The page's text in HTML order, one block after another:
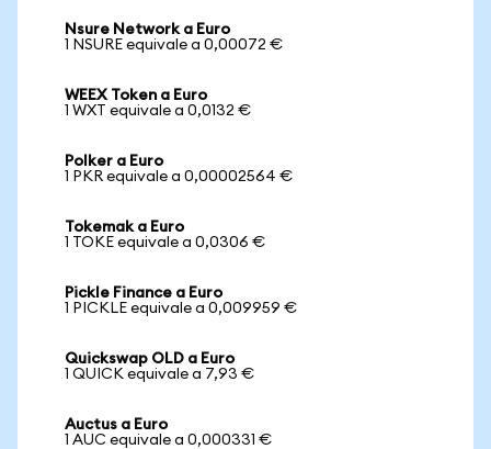
Nsure Network a Euro
1 NSURE equivale a 0,00072 €
WEEX Token a Euro
1 WXT equivale a 0,0132 €
Polker a Euro
1 PKR equivale a 0,00002564 €
Tokemak a Euro
1 TOKE equivale a 0,0306 €
Pickle Finance a Euro
1 PICKLE equivale a 0,009959 €
Quickswap OLD a Euro
1 QUICK equivale a 7,93 €
Auctus a Euro
1 AUC equivale a 0,000331 €